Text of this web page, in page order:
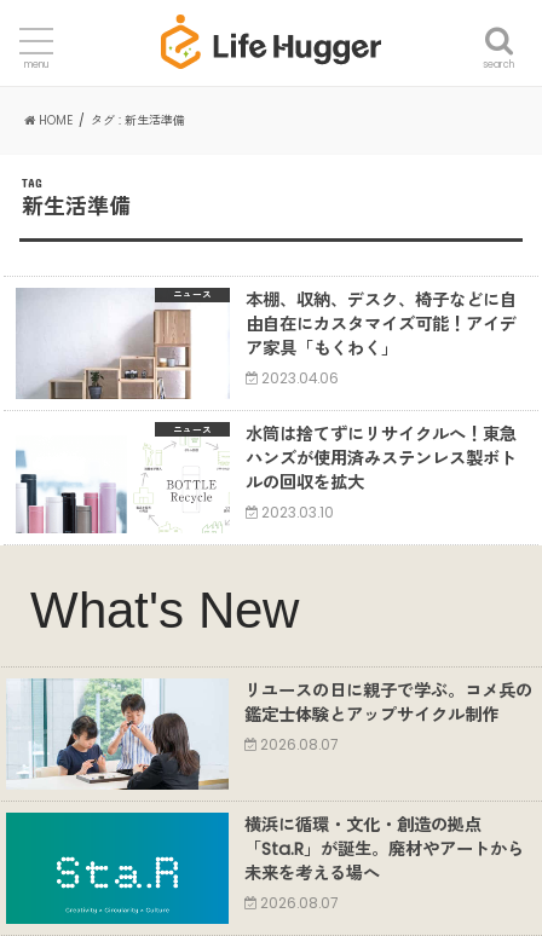
search
menu
HOME タグ : 新生活準備
TAG
新生活準備
ニュース
本棚、収納、デスク、椅子などに自
由自在にカスタマイズ可能！アイデ
ア家具「もくわく」
2023.04.06
ニュース
水筒は捨てずにリサイクルへ！東急
ハンズが使用済みステンレス製ボト
ルの回収を拡大
2023.03.10
What's New
リユースの日に親子で学ぶ。コメ兵の
鑑定士体験とアップサイクル制作
2026.08.07
横浜に循環・文化・創造の拠点
「Sta.R」が誕生。廃材やアートから
未来を考える場へ
2026.08.07